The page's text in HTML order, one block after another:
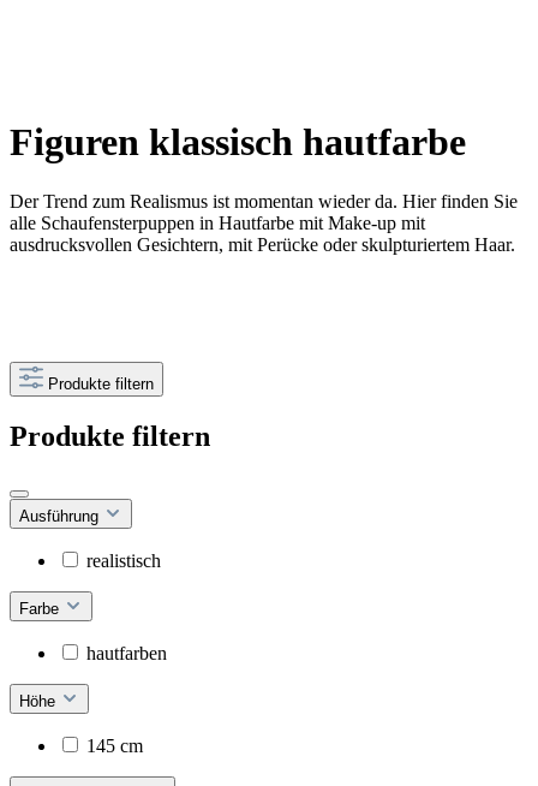
Figuren klassisch hautfarbe
Der Trend zum Realismus ist momentan wieder da. Hier finden Sie
alle Schaufensterpuppen in Hautfarbe mit Make-up mit
ausdrucksvollen Gesichtern, mit Perücke oder skulpturiertem Haar.
Produkte filtern
Produkte filtern
Ausführung
realistisch
Farbe
hautfarben
Höhe
145 cm